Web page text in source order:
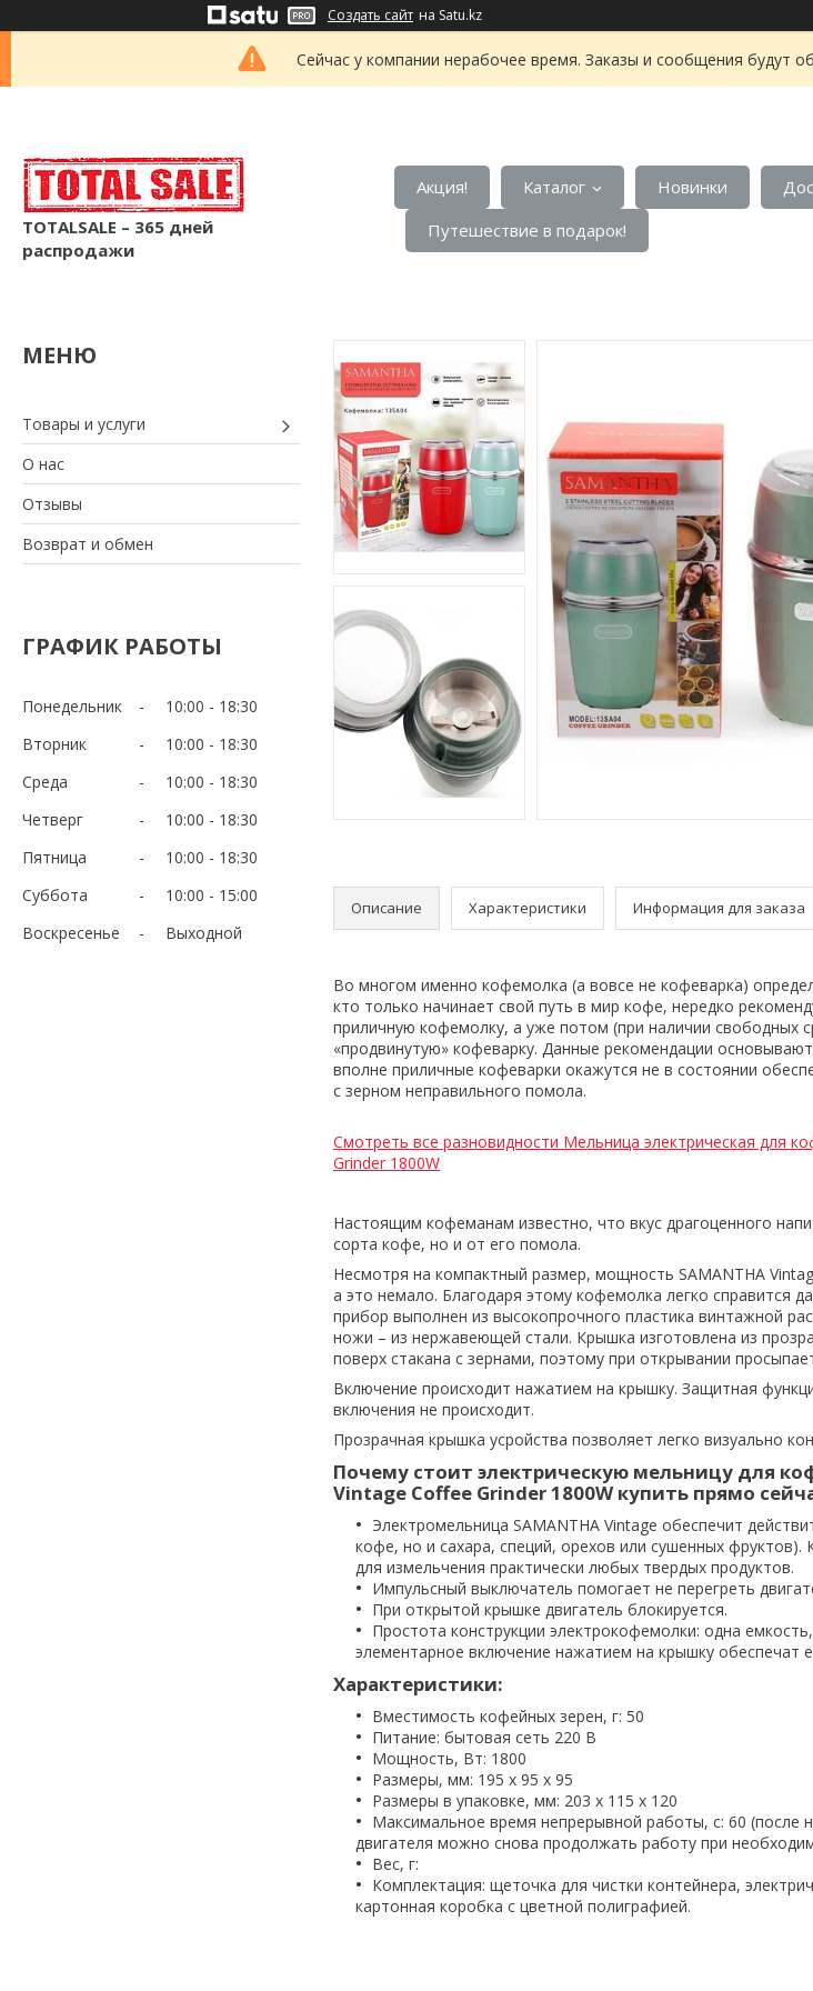
Создать сайт на Satu.kz
Сейчас у компании нерабочее время. Заказы и сообщения будут
TOTALSALE – 365 дней
распродажи
Акция! Каталог Новинки
Путешествие в подарок!
Товары и услуги
О нас
Отзывы
Возврат и обмен
ГРАФИК РАБОТЫ
Понедельник 10:00
18:30
Вторник
10:00
18:30
Среда
10:00
18:30
Четверг
10:00
18:30
Пятница
10:00
18:30
Суббота
10:00
15:00
Воскресенье
Выходной
Описание Характеристики Информация для заказа
Во многом именно кофемолка (а вовсе не кофеварка)
кто только начинает свой путь в мир кофе, нередко
приличную кофемолку, а уже потом (при наличии свободных
«продвинутую» кофеварку. Данные рекомендации
вполне приличные кофеварки окажутся не в состоянии
с зерном неправильного помола.
Смотреть все разновидности Мельница электрическая для
Grinder 1800W
Настоящим кофеманам известно, что вкус драгоценного
сорта кофе, но и от его помола.
Несмотря на компактный размер, мощность SAMANTHA
а это немало. Благодаря этому кофемолка легко справится
прибор выполнен из высокопрочного пластика винтажной
ножи – из нержавеющей стали. Крышка изготовлена из
поверх стакана с зернами, поэтому при открывании
Включение происходит нажатием на крышку. Защитная
включения не происходит.
Прозрачная крышка усройства позволяет легко визуально
Почему стоит электрическую мельницу для
Vintage Coffee Grinder 1800W купить прямо
Электромельница SAMANTHA Vintage обеспечит
кофе, но и сахара, специй, орехов или сушенных
для измельчения практически любых твердых продуктов.
Импульсный выключатель помогает не перегреть
При открытой крышке двигатель блокируется.
Простота конструкции электрокофемолки: одна
элементарное включение нажатием на крышку обеспечат
Характеристики:
Вместимость кофейных зерен, г: 50
Питание: бытовая сеть 220 В
Мощность, Вт: 1800
Размеры, мм: 195 х 95 х 95
Размеры в упаковке, мм: 203 х 115 х 120
Максимальное время непрерывной работы, с: 60 (после
двигателя можно снова продолжать работу при
Вес, г:
Комплектация: щеточка для чистки контейнера,
картонная коробка с цветной полиграфией.